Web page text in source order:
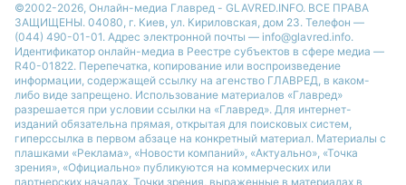
©2002-2026, Онлайн-медиа Главред - GLAVRED.INFO. ВСЕ ПРАВА
ЗАЩИЩЕНЫ. 04080, г. Киев, ул. Кириловская, дом 23. Телефон —
(044) 490-01-01. Адрес электронной почты — info@glavred.info.
Идентификатор онлайн-медиа в Реестре cубъектов в сфере медиа —
R40-01822. Перепечатка, копирование или воспроизведение
информации, содержащей ссылку на агенство ГЛАВРЕД, в каком-
либо виде запрещено. Использование материалов «Главред»
разрешается при условии ссылки на «Главред». Для интернет-
изданий обязательна прямая, открытая для поисковых систем,
гиперссылка в первом абзаце на конкретный материал. Материалы с
плашками «Реклама», «Новости компаний», «Актуально», «Точка
зрения», «Официально» публикуются на коммерческих или
партнерских началах. Точки зрения, выраженные в материалах в